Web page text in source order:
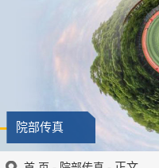
院部传真